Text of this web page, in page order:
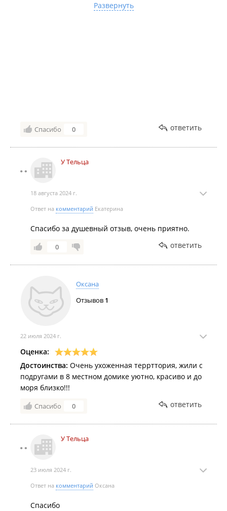
Рекомендую к отдыху!!! Спасибо хозяйке Жанне за
Развернуть
Спасибо 0 ответить
У Тельца
18 августа 2024 г.
Ответ на комментарий Екатерина
Спасибо за душевный отзыв, очень приятно.
0 ответить
Оксана
Отзывов 1
22 июля 2024 г.
Оценка:
Достоинства: Очень ухоженная террттория, жили с
подругами в 8 местном домике уютно, красиво и до
моря близко!!!
Спасибо 0 ответить
У Тельца
23 июля 2024 г.
Ответ на комментарий Оксана
Спасибо